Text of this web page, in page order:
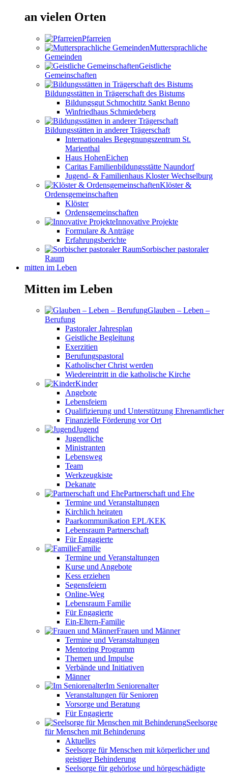
an vielen Orten
Pfarreien
Muttersprachliche
Gemeinden
Geistliche
Gemeinschaften
Bildungsstätten in Trägerschaft des Bistums
Bildungsgut Schmochtitz Sankt Benno
Winfriedhaus Schmiedeberg
Bildungsstätten in anderer Trägerschaft
Internationales Begegnungszentrum St.
Marienthal
Haus HohenEichen
Caritas Familienbildungsstätte Naundorf
Jugend- & Familienhaus Kloster Wechselburg
Klöster &
Ordensgemeinschaften
Klöster
Ordensgemeinschaften
Innovative Projekte
Formulare & Anträge
Erfahrungsberichte
Sorbischer pastoraler
Raum
mitten im Leben
Mitten im Leben
Glauben – Leben –
Berufung
Pastoraler Jahresplan
Geistliche Begleitung
Exerzitien
Berufungspastoral
Katholischer Christ werden
Wiedereintritt in die katholische Kirche
Kinder
Angebote
Lebensfeiern
Qualifizierung und Unterstützung Ehrenamtlicher
Finanzielle Förderung vor Ort
Jugend
Jugendliche
Ministranten
Lebensweg
Team
Werkzeugkiste
Dekanate
Partnerschaft und Ehe
Termine und Veranstaltungen
Kirchlich heiraten
Paarkommunikation EPL/KEK
Lebensraum Partnerschaft
Für Engagierte
Familie
Termine und Veranstaltungen
Kurse und Angebote
Kess erziehen
Segensfeiern
Online-Weg
Lebensraum Familie
Für Engagierte
Ein-Eltern-Familie
Frauen und Männer
Termine und Veranstaltungen
Mentoring Programm
Themen und Impulse
Verbände und Initiativen
Männer
Im Seniorenalter
Veranstaltungen für Senioren
Vorsorge und Beratung
Für Engagierte
Seelsorge
für Menschen mit Behinderung
Aktuelles
Seelsorge für Menschen mit körperlicher und
geistiger Behinderung
Seelsorge für gehörlose und hörgeschädigte